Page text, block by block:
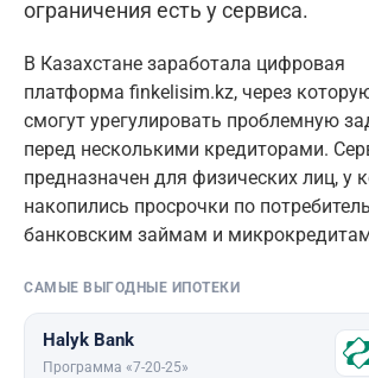
ограничения есть у сервиса.
В Казахстане заработала цифровая
платформа finkelisim.kz, через
смогут урегулировать проблемную
перед несколькими кредиторами.
предназначен для физических лиц, у
накопились просрочки по
банковским займам и микрокредитам
САМЫЕ ВЫГОДНЫЕ ИПОТЕКИ
Halyk Bank
Программа «7-20-25»